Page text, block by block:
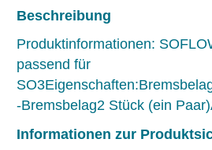
Beschreibung
Produktinformationen:
passend für
-Bremsbelag2 Stück (ein
Informationen zur